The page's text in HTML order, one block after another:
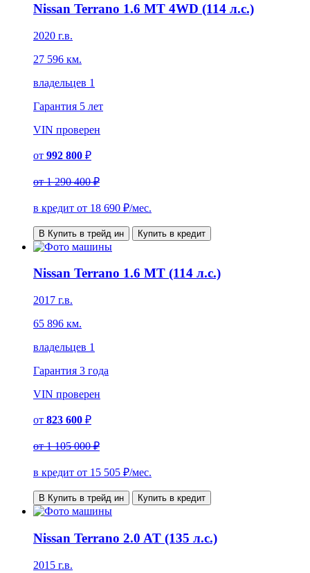
Nissan Terrano 1.6 MT 4WD (114 л.с.)
2020 г.в.
27 596 км.
владельцев 1
Гарантия 5 лет
VIN проверен
от 992 800 ₽
от1 290 400 ₽
в кредит от 18 690 ₽/мес.
В Купить в трейд ин Купить в кредит
Nissan Terrano 1.6 MT (114 л.с.)
2017 г.в.
65 896 км.
владельцев 1
Гарантия 3 года
VIN проверен
от 823 600 ₽
от1 105 000 ₽
в кредит от 15 505 ₽/мес.
В Купить в трейд ин Купить в кредит
Nissan Terrano 2.0 AT (135 л.с.)
2015 г.в.